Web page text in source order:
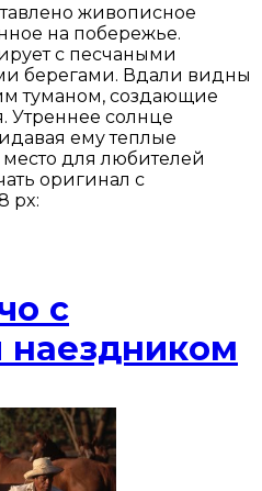
живописное
на побережье.
с песчаными
берегами. Вдали видны
туманом, создающие
Утреннее солнце
ему теплые
для любителей
оригинал с
px:
с